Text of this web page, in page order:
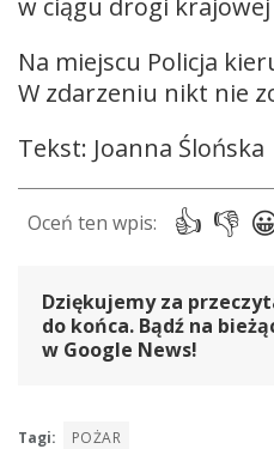
Na miejscu Policja
W zdarzeniu nikt nie
Tekst: Joanna Ślońska
Dziękujemy za
do końca. Bądź na
w Google News!
Tagi: POŻAR